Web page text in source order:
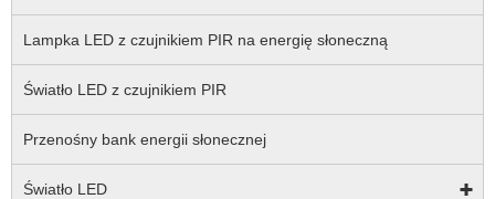
Lampka LED z czujnikiem PIR na energię słoneczną
Światło LED z czujnikiem PIR
Przenośny bank energii słonecznej
Światło LED